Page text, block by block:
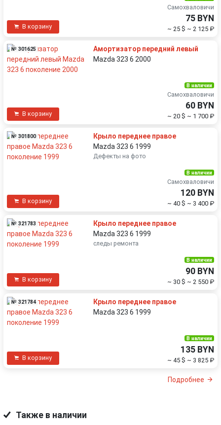
В корзину
Самохваловичи
75 BYN
~ 25 $ ~ 2 125 ₽
№ 301625
Амортизатор передний левый
Mazda 323 6 2000
В корзину
В наличии
Самохваловичи
60 BYN
~ 20 $ ~ 1 700 ₽
№ 301800
Крыло переднее правое
Mazda 323 6 1999
Дефекты на фото
В корзину
В наличии
Самохваловичи
120 BYN
~ 40 $ ~ 3 400 ₽
№ 321783
Крыло переднее правое
Mazda 323 6 1999
следы ремонта
В корзину
В наличии
90 BYN
~ 30 $ ~ 2 550 ₽
№ 321784
Крыло переднее правое
Mazda 323 6 1999
В корзину
В наличии
135 BYN
~ 45 $ ~ 3 825 ₽
Подробнее
Также в наличии